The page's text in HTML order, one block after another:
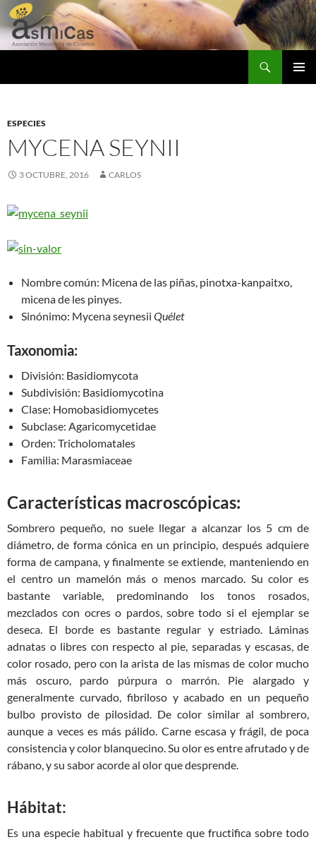
Saltar
al
contenido
ESPECIES
MYCENA SEYNII
3 OCTUBRE, 2016 CARLOS
Nombre común: Micena de las piñas, pinotxa-kanpaitxo,
micena de les pinyes.
Sinónimo: Mycena seynesii Quélet
Taxonomia:
División: Basidiomycota
Subdivisión: Basidiomycotina
Clase: Homobasidiomycetes
Subclase: Agaricomycetidae
Orden: Tricholomatales
Familia: Marasmiaceae
Características macroscópicas:
Sombrero pequeño, no suele llegar a alcanzar los 5 cm de
diámetro, de forma cónica en un principio, después adquiere
forma de campana, y finalmente se extiende, manteniendo en
el centro un mamelón más o menos marcado. Su color es
bastante variable, predominando los tonos rosados,
mezclados con ocres o pardos, sobre todo si el ejemplar se
deseca. El borde es bastante regular y estriado. Láminas
adnatas o libres con respecto al pie, separadas y escasas, de
color rosado, pero con la arista de las mismas de color mucho
más oscuro, pardo púrpura o marrón. Pie alargado y
generalmente curvado, fibriloso y acabado en un pequeño
bulbo provisto de pilosidad. De color similar al sombrero,
aunque a veces es más pálido. Carne escasa y frágil, de poca
consistencia y color blanquecino. Su olor es entre afrutado y de
rábano, y su sabor acorde al olor que desprende.
Hábitat:
Es una especie habitual y frecuente que fructifica sobre todo